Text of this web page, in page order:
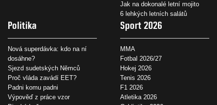
Jak na dokonalé letní mojito
6 lehkých letních salátů
Politika
Nová superdávka: kdo na ní
dosáhne?
Sjezd sudetských Němců
Proč vláda zavádí EET?
Padni komu padni
Výpověď z práce vzor
Sport 2026
MMA
Fotbal 2026/27
Hokej 2026
Tenis 2026
F1 2026
Atletika 2026